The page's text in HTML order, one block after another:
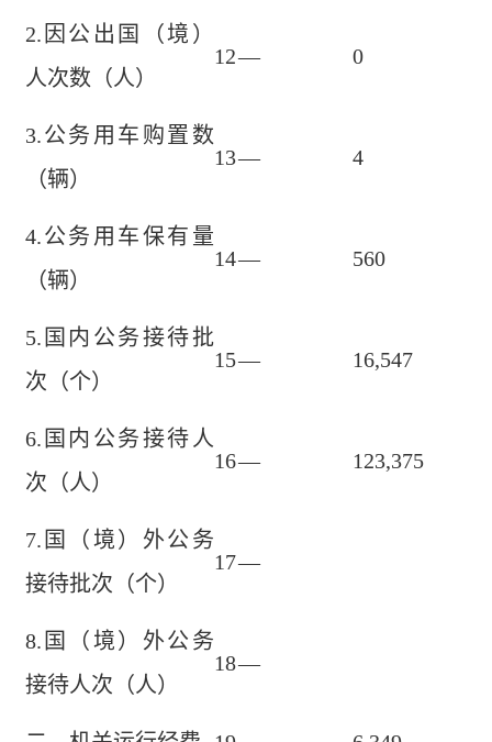
2.因公出国（境）
人次数（人）
12— 0
3.公务用车购置数
（辆）
13— 4
4.公务用车保有量
（辆）
14— 560
5.国内公务接待批
次（个）
15— 16,547
6.国内公务接待人
次（人）
16— 123,375
7.国（境）外公务
接待批次（个）
17—
8.国（境）外公务
接待人次（人）
18—